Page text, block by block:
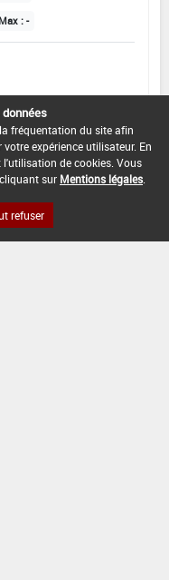
Max : -
données
fréquentation du site afin
expérience utilisateur. En
de cookies. Vous
sur Mentions légales
refuser